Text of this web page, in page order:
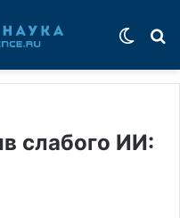
слабого ИИ: